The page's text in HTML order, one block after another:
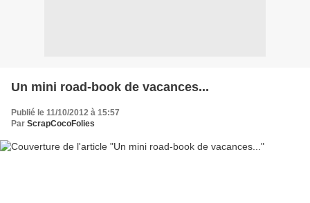
Un mini road-book de vacances...
Publié le 11/10/2012 à 15:57
Par ScrapCocoFolies